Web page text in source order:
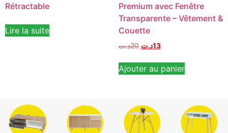
Rétractable
Lire la suite
Premium avec Fenêtre
Transparente – Vêtement &
Couette
20د.ت 13د.ت
Ajouter au panier